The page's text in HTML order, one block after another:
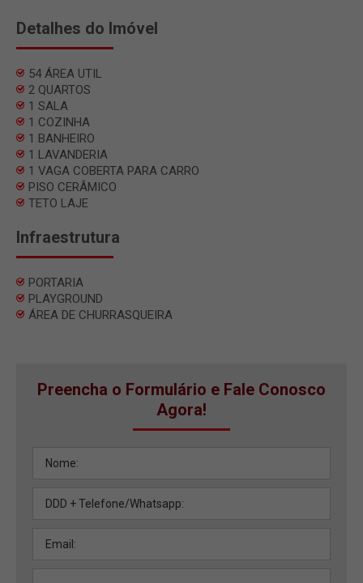
Detalhes do Imóvel
54 ÁREA UTIL
2 QUARTOS
1 SALA
1 COZINHA
1 BANHEIRO
1 LAVANDERIA
1 VAGA COBERTA PARA CARRO
PISO CERÂMICO
TETO LAJE
Infraestrutura
PORTARIA
PLAYGROUND
ÁREA DE CHURRASQUEIRA
Preencha o Formulário e Fale Conosco
Agora!